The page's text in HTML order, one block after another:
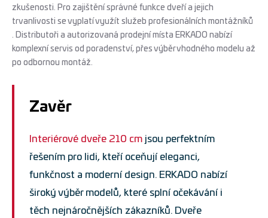
zkušenosti. Pro zajištění správné funkce dveří a jejich
trvanlivosti se vyplatí využít služeb profesionálních montážníků
. Distributoři a autorizovaná prodejní místa ERKADO nabízí
komplexní servis od poradenství, přes výběr vhodného modelu až
po odbornou montáž.
Zavěr
Interiérové dveře 210 cm jsou perfektním
řešením pro lidi, kteří oceňují eleganci,
funkčnost a moderní design. ERKADO nabízí
široký výběr modelů, které splní očekávání i
těch nejnáročnějších zákazníků. Dveře